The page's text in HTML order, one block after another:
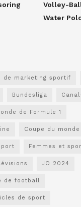
Volley-
Water
de marketing sportif
Bundesliga
de Formule 1
Coupe du monde
Femmes et
JO 2024
de football
de sport